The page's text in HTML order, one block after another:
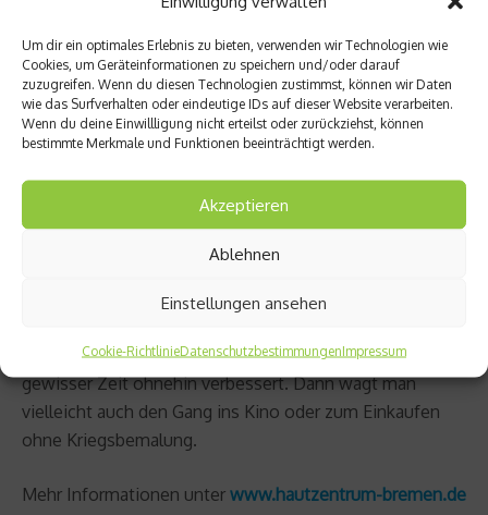
Um dir ein optimales Erlebnis zu bieten, verwenden wir Technologien wie
Cookies, um Geräteinformationen zu speichern und/oder darauf
zuzugreifen. Wenn du diesen Technologien zustimmst, können wir Daten
wie das Surfverhalten oder eindeutige IDs auf dieser Website verarbeiten.
Wenn du deine Einwillligung nicht erteilst oder zurückziehst, können
bestimmte Merkmale und Funktionen beeinträchtigt werden.
Akzeptieren
Ablehnen
Einstellungen ansehen
Cookie-RichtlinieDatenschutzbestimmungenImpressum
eine extreme Variante der Kriegsbemalung
zurückgreifen: dem Tätowieren. „Es gibt so genanntes
permanent Make-up, das wie beim Tätowieren unter die
Haut gestochen wird“, erklärt die Make-up-Expertin. Im
Gegensatz zu den üblichen Tattoos wird das
medizinische Permanent Make-up in die oberen
Hautschichten gestochen und verblasst nach gewisser
Zeit. Nach 2-3 Jahren muss es nachgestochen werden,
da sonst nur ein Schatten verbleibt. Diese Maßnahme ist
Sport geht. Zumal das Hautbild sich beim Sport nach
gewisser Zeit ohnehin verbessert. Dann wagt man
vielleicht auch den Gang ins Kino oder zum Einkaufen
ohne Kriegsbemalung.
Mehr Informationen unter www.hautzentrum-bremen.de